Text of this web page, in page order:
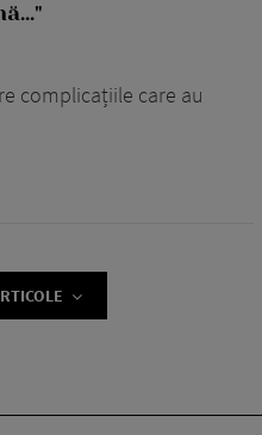
complicațiile care au